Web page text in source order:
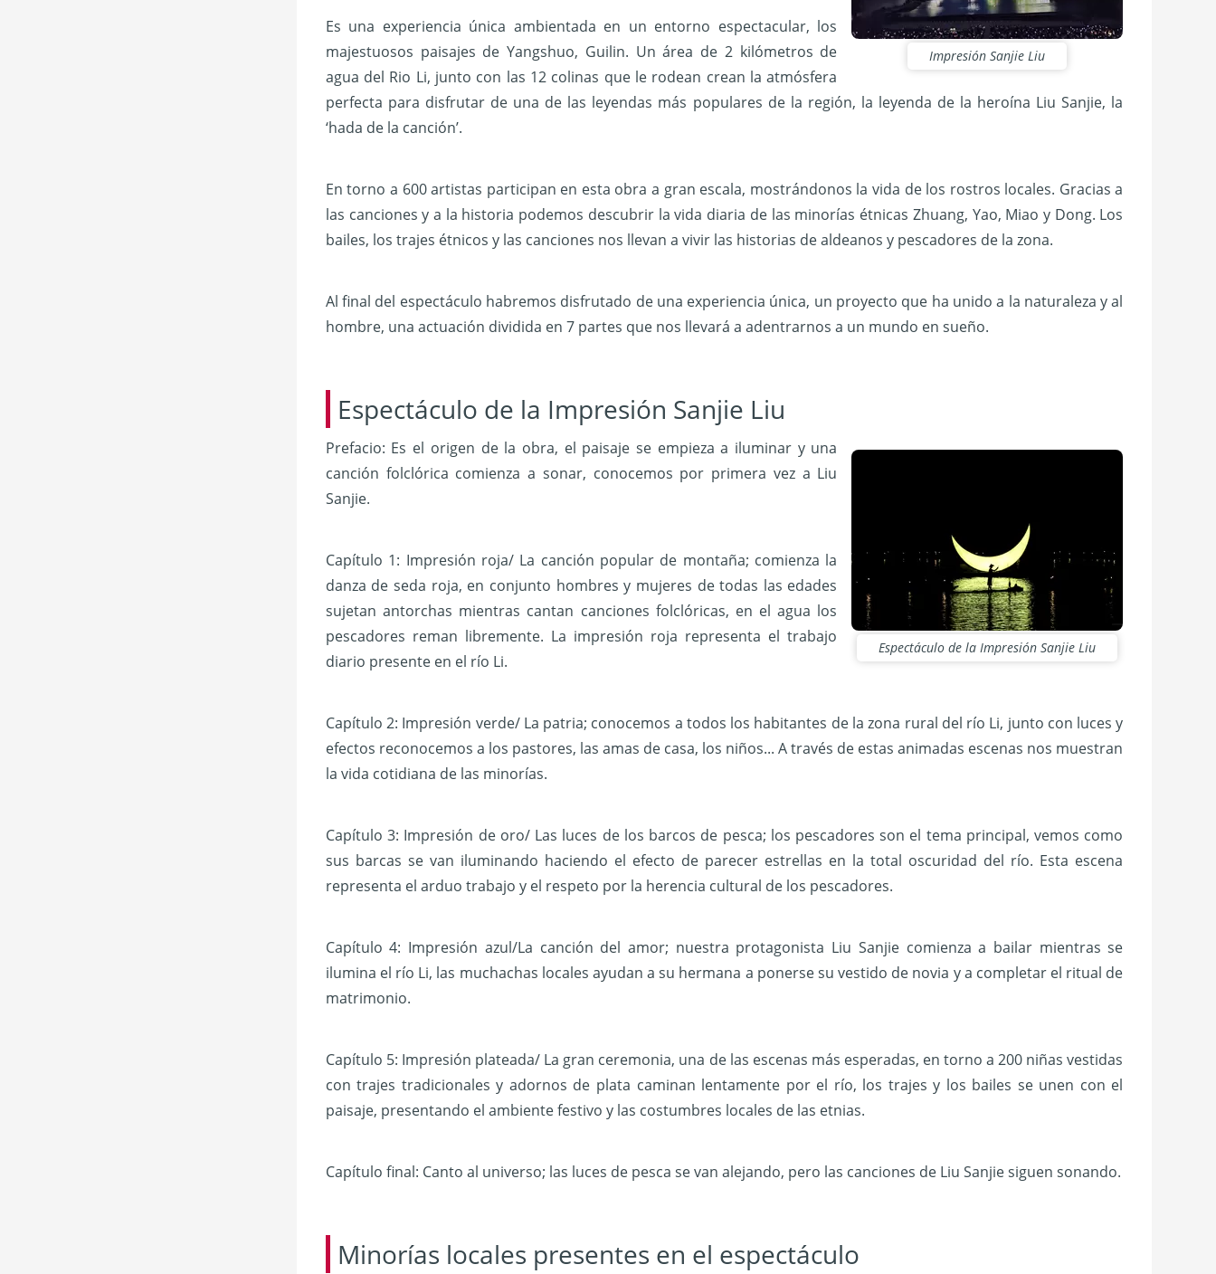
Impresión Sanjie Liu
Es una experiencia única ambientada en un entorno espectacular, los
majestuosos paisajes de Yangshuo, Guilin. Un área de 2 kilómetros de
agua del Rio Li, junto con las 12 colinas que le rodean crean la atmósfera
perfecta para disfrutar de una de las leyendas más populares de la región, la leyenda de la heroína Liu Sanjie, la
‘hada de la canción’.
En torno a 600 artistas participan en esta obra a gran escala, mostrándonos la vida de los rostros locales. Gracias a
las canciones y a la historia podemos descubrir la vida diaria de las minorías étnicas Zhuang, Yao, Miao y Dong. Los
bailes, los trajes étnicos y las canciones nos llevan a vivir las historias de aldeanos y pescadores de la zona.
Al final del espectáculo habremos disfrutado de una experiencia única, un proyecto que ha unido a la naturaleza y al
hombre, una actuación dividida en 7 partes que nos llevará a adentrarnos a un mundo en sueño.
Espectáculo de la Impresión Sanjie Liu
Espectáculo de la Impresión Sanjie Liu
Prefacio: Es el origen de la obra, el paisaje se empieza a iluminar y una
canción folclórica comienza a sonar, conocemos por primera vez a Liu
Sanjie.
Capítulo 1: Impresión roja/ La canción popular de montaña; comienza la
danza de seda roja, en conjunto hombres y mujeres de todas las edades
sujetan antorchas mientras cantan canciones folclóricas, en el agua los
pescadores reman libremente. La impresión roja representa el trabajo
diario presente en el río Li.
Capítulo 2: Impresión verde/ La patria; conocemos a todos los habitantes de la zona rural del río Li, junto con luces y
efectos reconocemos a los pastores, las amas de casa, los niños... A través de estas animadas escenas nos muestran
la vida cotidiana de las minorías.
Capítulo 3: Impresión de oro/ Las luces de los barcos de pesca; los pescadores son el tema principal, vemos como
sus barcas se van iluminando haciendo el efecto de parecer estrellas en la total oscuridad del río. Esta escena
representa el arduo trabajo y el respeto por la herencia cultural de los pescadores.
Capítulo 4: Impresión azul/La canción del amor; nuestra protagonista Liu Sanjie comienza a bailar mientras se
ilumina el río Li, las muchachas locales ayudan a su hermana a ponerse su vestido de novia y a completar el ritual de
matrimonio.
Capítulo 5: Impresión plateada/ La gran ceremonia, una de las escenas más esperadas, en torno a 200 niñas vestidas
con trajes tradicionales y adornos de plata caminan lentamente por el río, los trajes y los bailes se unen con el
paisaje, presentando el ambiente festivo y las costumbres locales de las etnias.
Capítulo final: Canto al universo; las luces de pesca se van alejando, pero las canciones de Liu Sanjie siguen sonando.
Minorías locales presentes en el espectáculo